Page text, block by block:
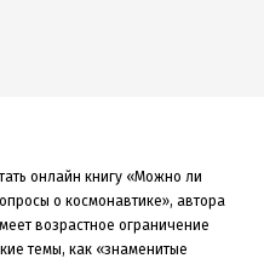
онлайн книгу «Можно ли
о космонавтике», автора
возрастное ограничение
темы, как «знаменитые